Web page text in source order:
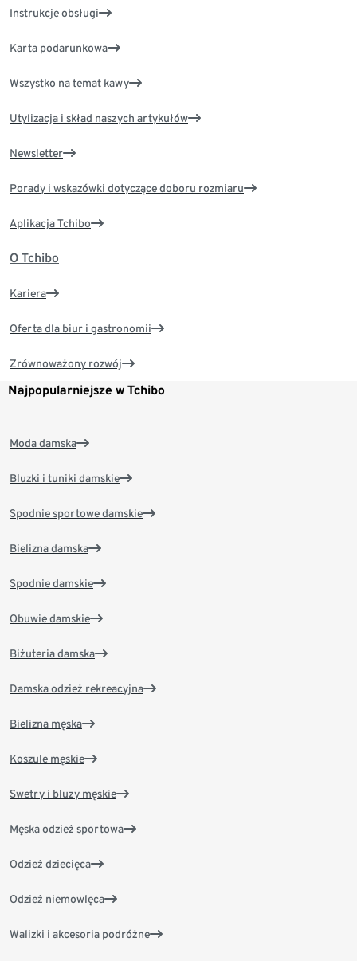
Instrukcje obsługi
Karta podarunkowa
Wszystko na temat kawy
Utylizacja i skład naszych artykułów
Newsletter
Porady i wskazówki dotyczące doboru rozmiaru
Aplikacja Tchibo
O Tchibo
Kariera
Oferta dla biur i gastronomii
Zrównoważony rozwój
Najpopularniejsze w Tchibo
Moda damska
Bluzki i tuniki damskie
Spodnie sportowe damskie
Bielizna damska
Spodnie damskie
Obuwie damskie
Biżuteria damska
Damska odzież rekreacyjna
Bielizna męska
Koszule męskie
Swetry i bluzy męskie
Męska odzież sportowa
Odzież dziecięca
Odzież niemowlęca
Walizki i akcesoria podróżne